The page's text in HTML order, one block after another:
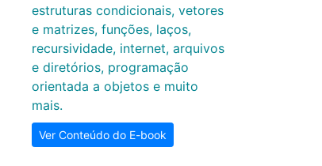
estruturas condicionais, vetores
e matrizes, funções, laços,
recursividade, internet, arquivos
e diretórios, programação
orientada a objetos e muito
mais.
Ver Conteúdo do E-book